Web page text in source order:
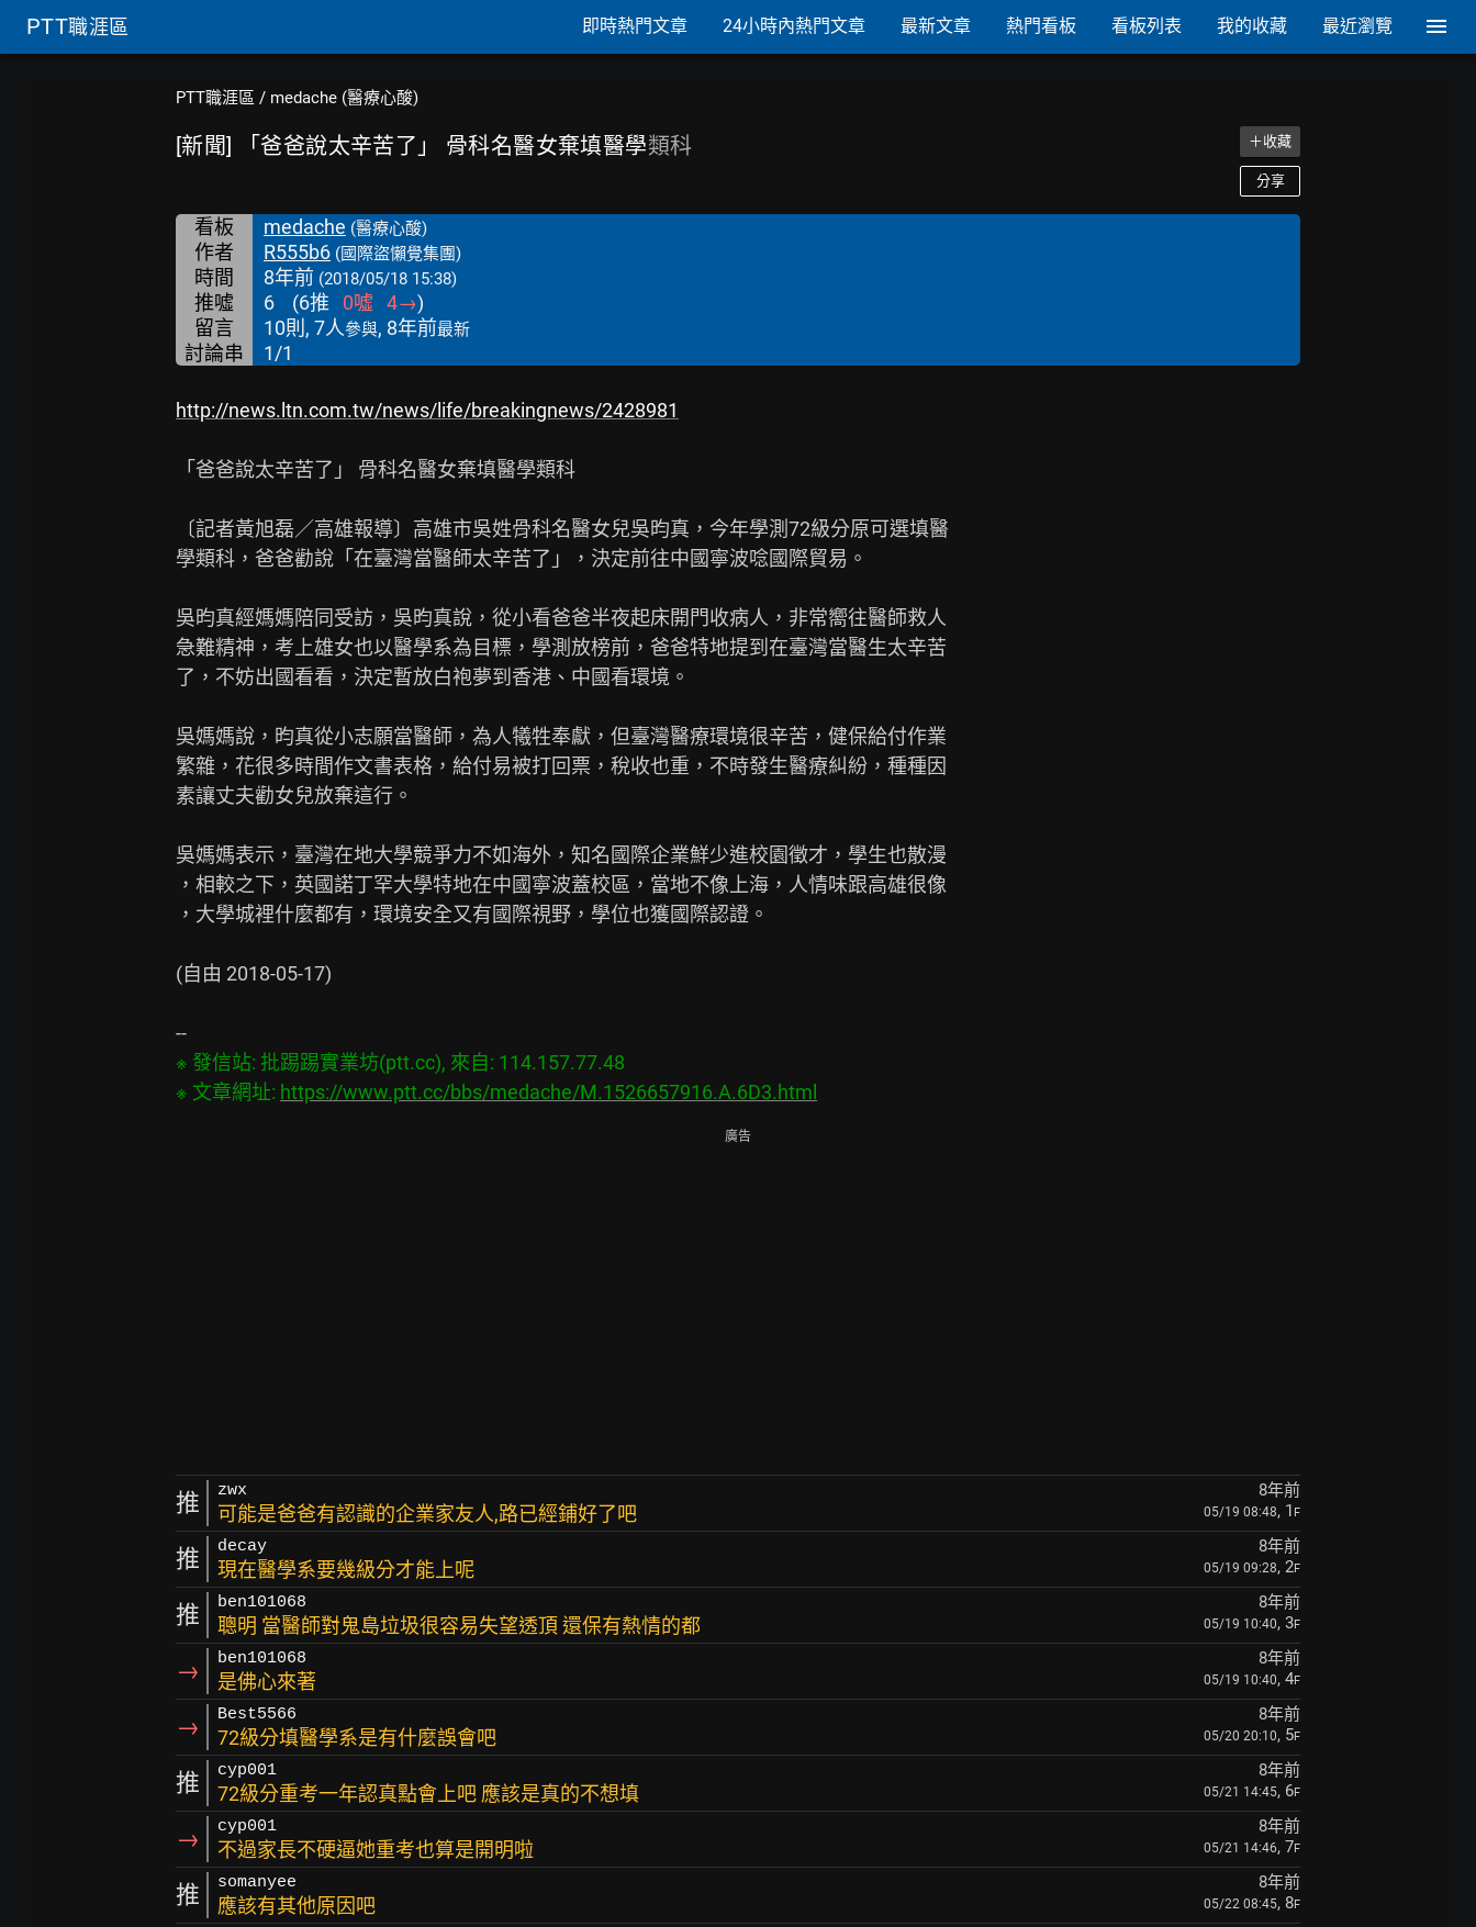
PTT職涯區 即時熱門文章 24小時內熱門文章 最新文章 熱門看板 看板列表 我的收藏 最近瀏覽
PTT職涯區 / medache (醫療心酸)
[新聞] 「爸爸說太辛苦了」 骨科名醫女棄填醫學類科 ＋收藏
分享
看板 medache (醫療心酸)
作者 R555b6 (國際盜懶覺集團)
時間 8年前 (2018/05/18 15:38)
推噓 6 (6推 0噓 4→)
留言
10則, 7人參與, 8年前最新
討論串 1/1
http://news.ltn.com.tw/news/life/breakingnews/2428981
「爸爸說太辛苦了」 骨科名醫女棄填醫學類科
〔記者黃旭磊／高雄報導〕高雄市吳姓骨科名醫女兒吳昀真，今年學測72級分原可選填醫
學類科，爸爸勸說「在臺灣當醫師太辛苦了」，決定前往中國寧波唸國際貿易。
吳昀真經媽媽陪同受訪，吳昀真說，從小看爸爸半夜起床開門收病人，非常嚮往醫師救人
急難精神，考上雄女也以醫學系為目標，學測放榜前，爸爸特地提到在臺灣當醫生太辛苦
了，不妨出國看看，決定暫放白袍夢到香港、中國看環境。
吳媽媽說，昀真從小志願當醫師，為人犧牲奉獻，但臺灣醫療環境很辛苦，健保給付作業
繁雜，花很多時間作文書表格，給付易被打回票，稅收也重，不時發生醫療糾紛，種種因
素讓丈夫勸女兒放棄這行。
吳媽媽表示，臺灣在地大學競爭力不如海外，知名國際企業鮮少進校園徵才，學生也散漫
，相較之下，英國諾丁罕大學特地在中國寧波蓋校區，當地不像上海，人情味跟高雄很像
，大學城裡什麼都有，環境安全又有國際視野，學位也獲國際認證。
(自由 2018-05-17)
※ 發信站: 批踢踢實業坊(ptt.cc), 來自: 114.157.77.48
※ 文章網址: https://www.ptt.cc/bbs/medache/M.1526657916.A.6D3.html
廣告
推 zwx 8年前
可能是爸爸有認識的企業家友人,路已經鋪好了吧 05/19 08:48, 1 F
推 decay 8年前
現在醫學系要幾級分才能上呢 05/19 09:28, 2F
推 ben101068 8年前
聰明 當醫師對鬼島垃圾很容易失望透頂 還保有熱情的都 05/19 10:40, 3F
→ ben101068 8年前
是佛心來著 05/19 10:40, 4F
→ Best5566 8年前
72級分填醫學系是有什麼誤會吧 05/20 20:10, 5F
推 cyp001 8年前
72級分重考一年認真點會上吧 應該是真的不想填 05/21 14:45, 6F
→ cyp001 8年前
不過家長不硬逼她重考也算是開明啦 05/21 14:46, 7F
推 somanyee 8年前
應該有其他原因吧 05/22 08:45, 8F